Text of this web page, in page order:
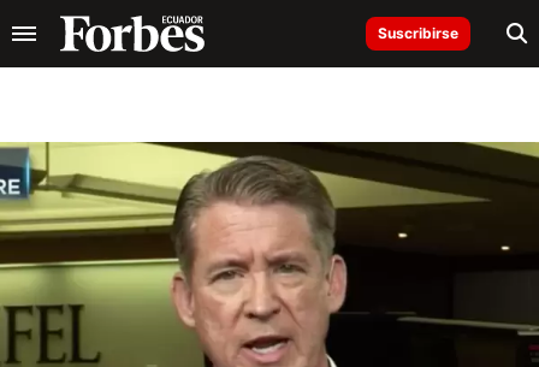
Suscribirse